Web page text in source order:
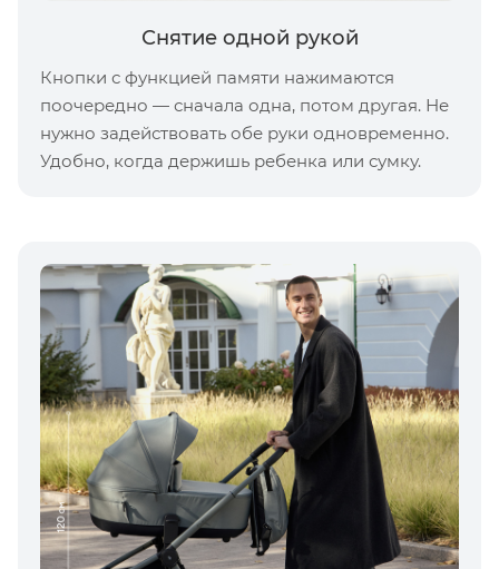
Снятие одной рукой
Кнопки с функцией памяти нажимаются
поочередно — сначала одна, потом другая. Не
нужно задействовать обе руки одновременно.
Удобно, когда держишь ребенка или сумку.